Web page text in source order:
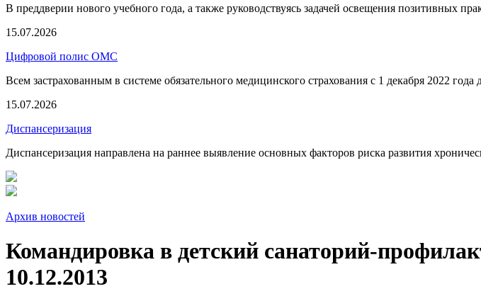
В преддверии нового учебного года, а также руководствуясь задачей освещения позитивных
15.07.2026
Цифровой полис ОМС
Всем застрахованным в системе обязательного медицинского страхования с 1 декабря 2022
15.07.2026
Диспансеризация
Диспансеризация направлена на раннее выявление основных факторов риска развития
Архив новостей
Командировка в детский санаторий-
10.12.2013